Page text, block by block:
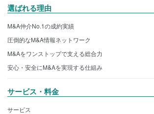
選ばれる理由
M&A仲介No.1の成約実績
圧倒的なM&A情報ネットワーク
M&Aをワンストップで支える総合力
安心・安全にM&Aを実現する仕組み
サービス・料金
サービス